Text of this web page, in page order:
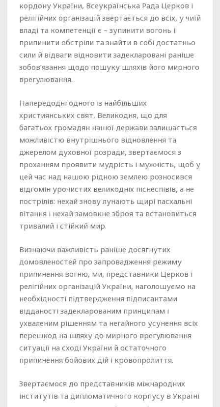
кордону України, Всеукраїнська Рада Церков і
релігійних організацій звертається до всіх, у чиїй
владі та компетенції є – зупинити вогонь і
припинити обстріли та знайти в собі достатньо
сили й відваги відновити задекларовані раніше
зобов’язання щодо пошуку шляхів його мирного
врегулювання.
Напередодні одного із найбільших
християнських свят, Великодня, що для
багатьох громадян нашої держави залишається
можливістю внутрішнього відновлення та
джерелом духовної розради, звертаємося з
проханням проявити мудрість і мужність, щоб у
цей час над нашою рідною землею розносився
відгомін урочистих великодніх піснеспівів, а не
пострілів: нехай знову лунають щирі пасхальні
вітання і нехай замовкне зброя та встановиться
тривалий і стійкий мир.
Визнаючи важливість раніше досягнутих
домовленостей про запровадження режиму
припинення вогню, ми, представники Церков і
релігійних організацій України, наголошуємо на
необхідності підтвердження підписантами
відданості задекларованим принципам і
ухваленим рішенням та негайного усунення всіх
перешкод на шляху до мирного врегулювання
ситуації на сході України й остаточного
припинення бойових дій і кровопролиття.
Звертаємося до представників міжнародних
інститутів та дипломатичного корпусу в Україні